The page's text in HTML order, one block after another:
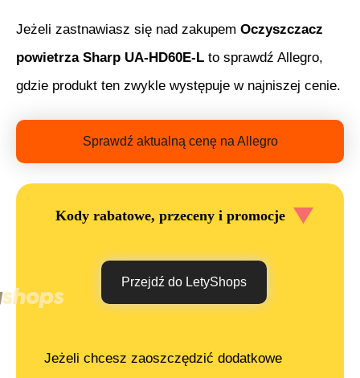
Jeżeli zastnawiasz się nad zakupem Oczyszczacz
powietrza Sharp UA-HD60E-L to sprawdź Allegro,
gdzie produkt ten zwykle występuje w najniszej cenie.
Sprawdź aktualną cenę na Allegro
Kody rabatowe, przeceny i promocje
Przejdź do LetyShops
Jeżeli chcesz zaoszczędzić dodatkowe